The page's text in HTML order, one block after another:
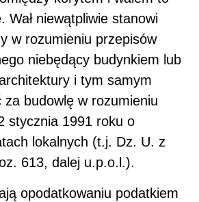
Wał niewątpliwie stanowi
w rozumieniu przepisów
niebędący budynkiem lub
i tym samym
za budowlę w rozumieniu
stycznia 1991 roku o
lokalnych (t.j. Dz. U. z
613, dalej u.p.o.l.).
opodatkowaniu podatkiem